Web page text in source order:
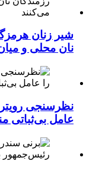
شیر زنان
نان محلی و
نظرسنجی
عامل بی‌ثباتی